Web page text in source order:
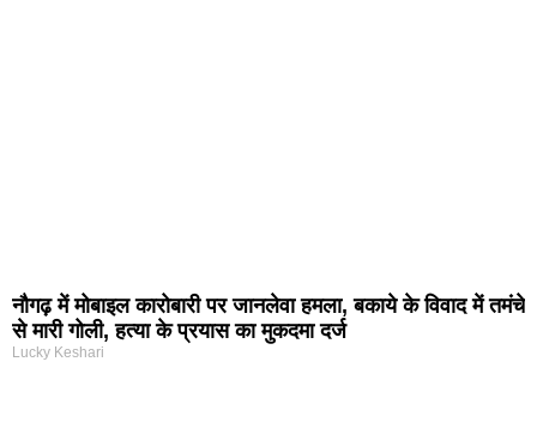
नौगढ़ में मोबाइल कारोबारी पर जानलेवा हमला, बकाये के विवाद में तमंचे
से मारी गोली, हत्या के प्रयास का मुकदमा दर्ज
Lucky Keshari